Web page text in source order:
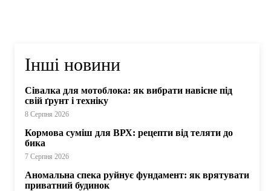
Інші новини
Сівалка для мотоблока: як вибрати навісне під
свій ґрунт і техніку
8 Серпня 2026
Кормова суміш для ВРХ: рецепти від теляти до
бика
7 Серпня 2026
Аномальна спека руйнує фундамент: як врятувати
приватний будинок